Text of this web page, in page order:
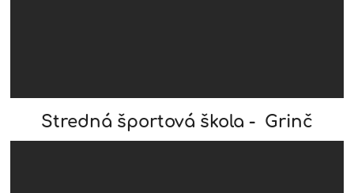
Stredná športová škola - Grinč